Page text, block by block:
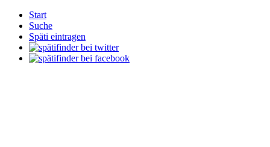
Start
Suche
Späti eintragen